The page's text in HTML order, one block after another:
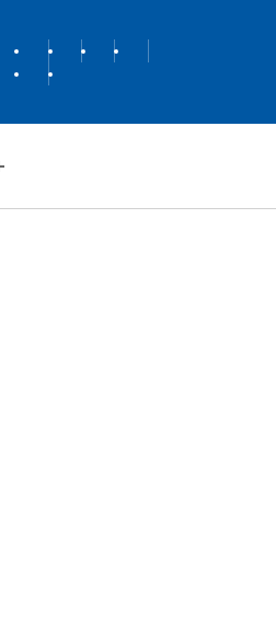
REVUE DE PRESSE